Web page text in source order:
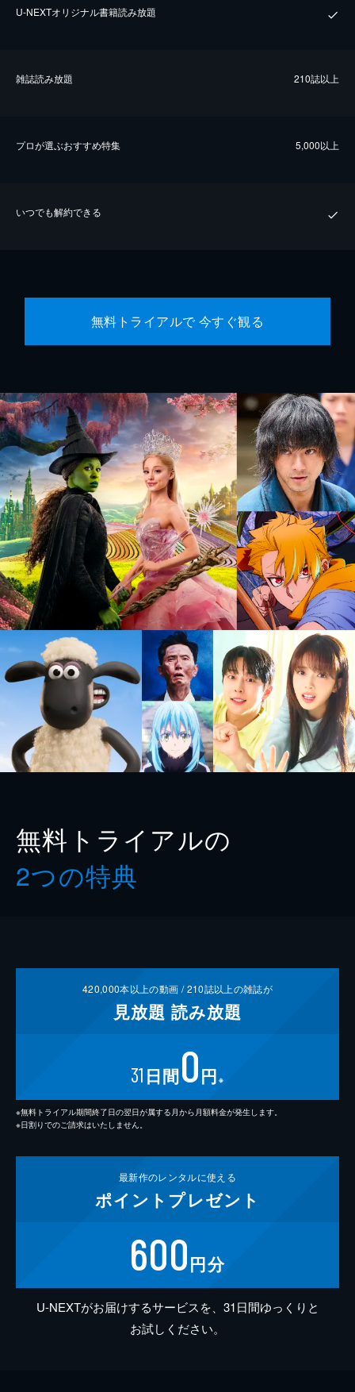
U-NEXTオリジナル書籍読み放題
雑誌読み放題 210誌以上
プロが選ぶおすすめ特集 5,000以上
いつでも解約できる
無料トライアルで 今すぐ観る
無料トライアルの
2つの特典
420,000本以上の動画 /210誌以上の雑誌が
見放題 読み放題
31 日間0円 ※
※無料トライアル期間終了日の翌日が属する月から月額料金が発生します。
※日割りでのご請求はいたしません。
最新作のレンタルに使える
ポイント プレゼント
600円分
U-NEXTがお届けするサービスを、31日間ゆっくりと
お試しください。